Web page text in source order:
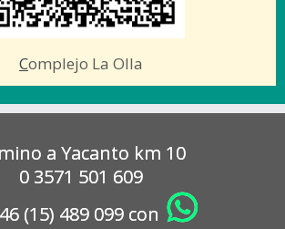
Complejo La Olla
a Yacanto km 10
0 3571 501 609
(15) 489 099 con